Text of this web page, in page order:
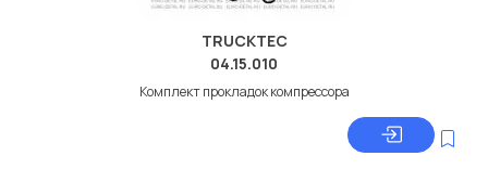
TRUCKTEC
04.15.010
Комплект прокладок компрессора